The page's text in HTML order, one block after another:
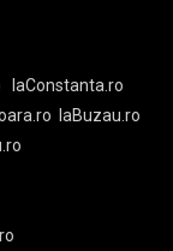
laConstanta.ro
laBuzau.ro